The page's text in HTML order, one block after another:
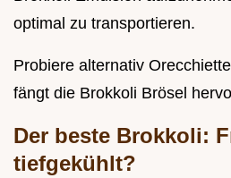
optimal zu transportieren.
Probiere alternativ
fängt die Brokkoli Brösel
Der beste Brokkoli:
tiefgekühlt?